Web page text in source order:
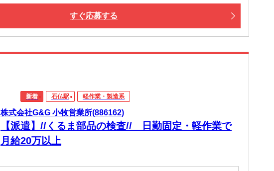
すぐ応募する
新着 石仏駅 軽作業・製造系
株式会社G&G 小牧営業所(886162)
【派遣】//くるま部品の検査// 日勤固定・軽作業で
月給20万以上